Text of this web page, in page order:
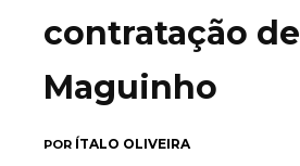
contratação de
Maguinho
POR ÍTALO OLIVEIRA